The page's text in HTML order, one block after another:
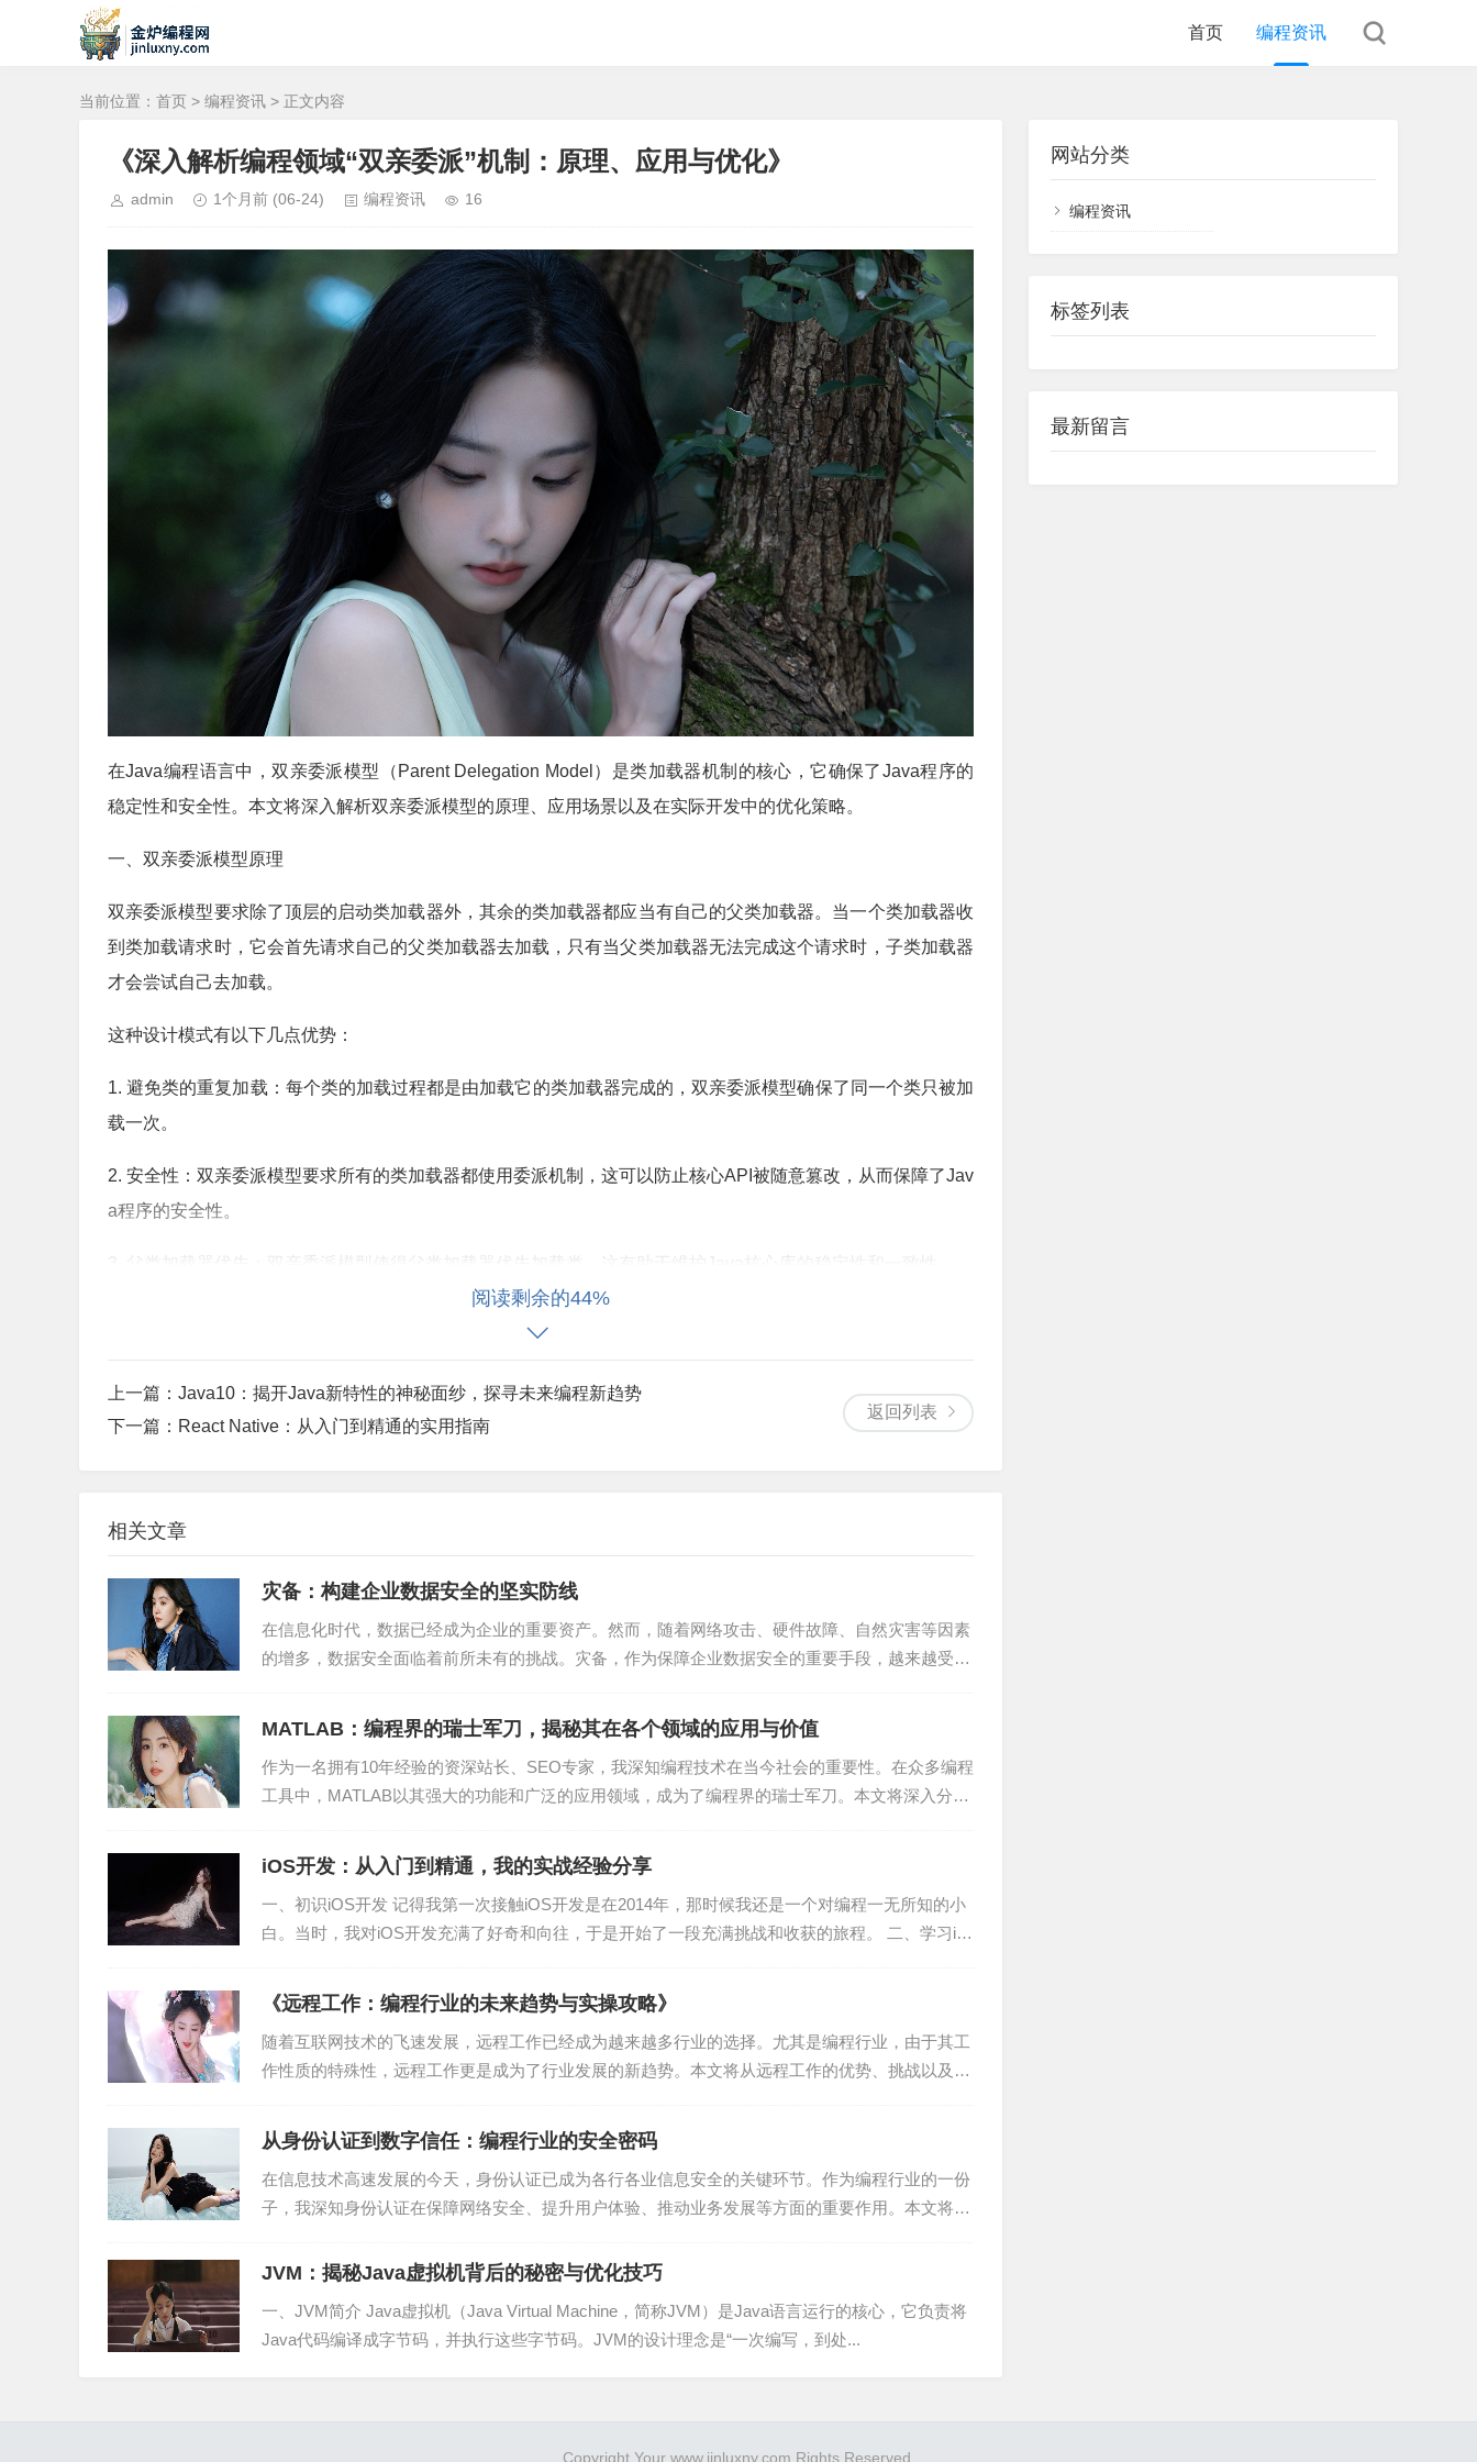
首页 编程资讯
当前位置： 首页 > 编程资讯 > 正文内容
《深入解析编程领域“双亲委派”机制：原理、应用与优化》
admin 1个月前 (06-24) 编程资讯 16
在Java编程语言中，双亲委派模型（Parent Delegation Model）是类加载器机制的核心，它确保了Java程序的
稳定性和安全性。本文将深入解析双亲委派模型的原理、应用场景以及在实际开发中的优化策略。
一、双亲委派模型原理
双亲委派模型要求除了顶层的启动类加载器外，其余的类加载器都应当有自己的父类加载器。当一个类加载器收
到类加载请求时，它会首先请求自己的父类加载器去加载，只有当父类加载器无法完成这个请求时，子类加载器
才会尝试自己去加载。
这种设计模式有以下几点优势：
1. 避免类的重复加载：每个类的加载过程都是由加载它的类加载器完成的，双亲委派模型确保了同一个类只被加
载一次。
2. 安全性：双亲委派模型要求所有的类加载器都使用委派机制，这可以防止核心API被随意篡改，从而保障了Jav
a程序的安全性。
3. 父类加载器优先：双亲委派模型使得父类加载器优先加载类，这有助于维护Java核心库的稳定性和一致性。
2. 扩展类加载器（Extension ClassLoader）：负责加载Java的扩展库，如JDBC驱动等。
4. 启动类加载器（Bootstrap ClassLoader）：负责加载Java的核心类库，如rt.jar等。
在实际开发中，双亲委派模型广泛应用于以下场景：
1. 避免重复加载：在开发过程中，可能会遇到多个类加载器尝试加载同一个类的情况。双亲委派模型可以避免这
种情况的发生。
2. 确保核心库的稳定性：双亲委派模型使得核心库的加载过程由启动类加载器负责，这有助于确保核心库的稳定
性和一致性。
3. 防止核心API被篡改：双亲委派模型要求所有的类加载器都使用委派机制，这可以防止核心API被随意篡改，
三、双亲委派模型优化策略
1. 自定义类加载器：在实际开发中，根据需求自定义类加载器，可以提高程序的性能和灵活性。
2. 优化类加载器链：合理配置类加载器链，可以提高类加载效率，降低内存消耗。
3. 避免重复加载：在开发过程中，尽量减少重复加载类的现象，以提高程序性能。
总之，双亲委派模型是Java类加载机制的核心，它为Java程序提供了稳定性和安全性保障。在实际开发中，我们
需要深入了解双亲委派模型的原理和应用场景，并采取相应的优化策略，以提高程序的性能和可靠性。
阅读剩余的44%
返回列表
上一篇： Java10：揭开Java新特性的神秘面纱，探寻未来编程新趋势
下一篇： React Native：从入门到精通的实用指南
相关文章
灾备：构建企业数据安全的坚实防线
在信息化时代，数据已经成为企业的重要资产。然而，随着网络攻击、硬件故障、自然灾害等因素
的增多，数据安全面临着前所未有的挑战。灾备，作为保障企业数据安全的重要手段，越来越受到
MATLAB：编程界的瑞士军刀，揭秘其在各个领域的应用与价值
作为一名拥有10年经验的资深站长、SEO专家，我深知编程技术在当今社会的重要性。在众多编程
工具中，MATLAB以其强大的功能和广泛的应用领域，成为了编程界的瑞士军刀。本文将深入分析
iOS开发：从入门到精通，我的实战经验分享
一、初识iOS开发 记得我第一次接触iOS开发是在2014年，那时候我还是一个对编程一无所知的小
白。当时，我对iOS开发充满了好奇和向往，于是开始了一段充满挑战和收获的旅程。 二、学习iO
《远程工作：编程行业的未来趋势与实操攻略》
随着互联网技术的飞速发展，远程工作已经成为越来越多行业的选择。尤其是编程行业，由于其工
作性质的特殊性，远程工作更是成为了行业发展的新趋势。本文将从远程工作的优势、挑战以及实
从身份认证到数字信任：编程行业的安全密码
在信息技术高速发展的今天，身份认证已成为各行各业信息安全的关键环节。作为编程行业的一份
子，我深知身份认证在保障网络安全、提升用户体验、推动业务发展等方面的重要作用。本文将从
JVM：揭秘Java虚拟机背后的秘密与优化技巧
一、JVM简介 Java虚拟机（Java Virtual Machine，简称JVM）是Java语言运行的核心，它负责将
Java代码编译成字节码，并执行这些字节码。JVM的设计理念是“一次编写，到处...
网站分类
编程资讯
标签列表
最新留言
Copyright Your www.jinluxny.com Rights Reserved.